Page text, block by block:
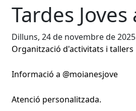
Tardes
Dilluns, 24 de novembre de
Organització d'activitats i tallers
Informació a @moianesjove
Atenció personalitzada.